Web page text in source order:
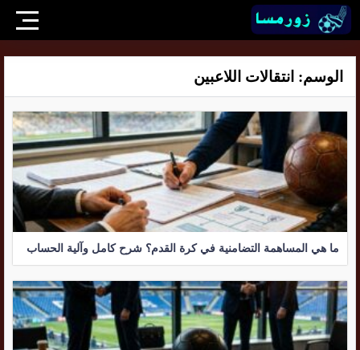
الوسم: انتقالات اللاعبين
ما هي المساهمة التضامنية في كرة القدم؟ شرح كامل وآلية الحساب